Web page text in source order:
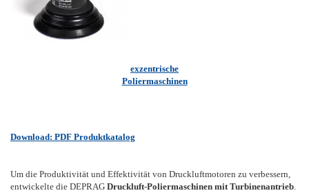
exzentrische
Poliermaschinen
Download: PDF Produktkatalog
Um die Produktivität und Effektivität von Druckluftmotoren zu verbessern,
entwickelte die DEPRAG Druckluft-Poliermaschinen mit Turbinenantrieb.